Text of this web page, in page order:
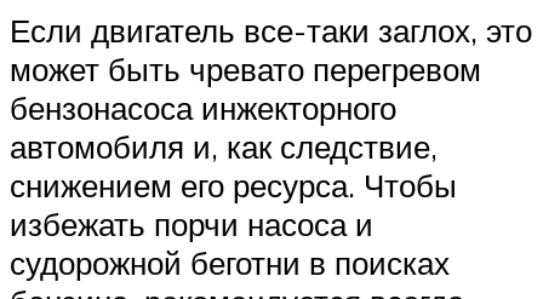
Если двигатель все-таки заглох, это
может быть чревато перегревом
бензонасоса инжекторного
автомобиля и, как следствие,
снижением его ресурса. Чтобы
избежать порчи насоса и
судорожной беготни в поисках